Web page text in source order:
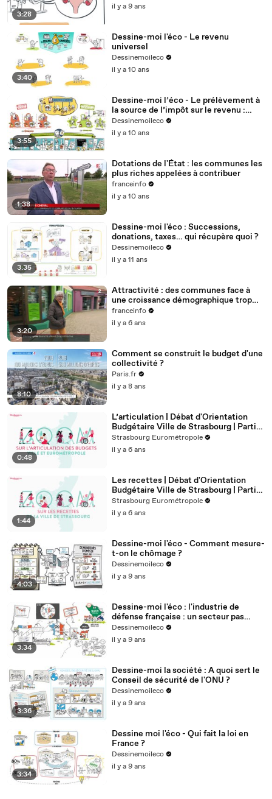
3:28
il y a 9 ans
3:40
Dessine-moi l'éco - Le revenu
universel
Dessinemoileco
il y a 10 ans
3:55
Dessine-moi l’éco - Le prélèvement à
la source de l’impôt sur le revenu :
qu’est-ce qui va changer ?
Dessinemoileco
il y a 10 ans
1:38
Dotations de l'État : les communes les
plus riches appelées à contribuer
franceinfo
il y a 10 ans
3:35
Dessine-moi l'éco : Successions,
donations, taxes… qui récupère quoi ?
Dessinemoileco
il y a 11 ans
3:20
Attractivité : des communes face à
une croissance démographique trop
rapide
franceinfo
il y a 6 ans
8:10
Comment se construit le budget d'une
collectivité ?
Paris.fr
il y a 8 ans
0:48
L’articulation | Débat d'Orientation
Budgétaire Ville de Strasbourg | Partie
2
Strasbourg Eurométropole
il y a 6 ans
1:44
Les recettes | Débat d'Orientation
Budgétaire Ville de Strasbourg | Partie
4
Strasbourg Eurométropole
il y a 6 ans
4:03
Dessine-moi l'éco - Comment mesure-
t-on le chômage ?
Dessinemoileco
il y a 9 ans
3:34
Dessine-moi l'éco : l'industrie de
défense française : un secteur pas
comme les autres
Dessinemoileco
il y a 9 ans
3:36
Dessine-moi la société : A quoi sert le
Conseil de sécurité de l'ONU ?
Dessinemoileco
il y a 9 ans
3:34
Dessine moi l'éco - Qui fait la loi en
France ?
Dessinemoileco
il y a 9 ans